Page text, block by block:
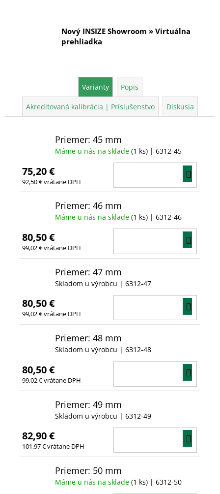
Nový INSIZE Showroom » Virtuálna
prehliadka
Varianty Popis
Akreditovaná kalibrácia | Príslušenstvo Diskusia
Priemer: 45 mm
Máme u nás na sklade (1 ks) | 6312-45
75,20 €
92,50 € vrátane DPH
Priemer: 46 mm
Máme u nás na sklade (1 ks) | 6312-46
80,50 €
99,02 € vrátane DPH
Priemer: 47 mm
Skladom u výrobcu | 6312-47
80,50 €
99,02 € vrátane DPH
Priemer: 48 mm
Skladom u výrobcu | 6312-48
80,50 €
99,02 € vrátane DPH
Priemer: 49 mm
Skladom u výrobcu | 6312-49
82,90 €
101,97 € vrátane DPH
Priemer: 50 mm
Máme u nás na sklade (1 ks) | 6312-50